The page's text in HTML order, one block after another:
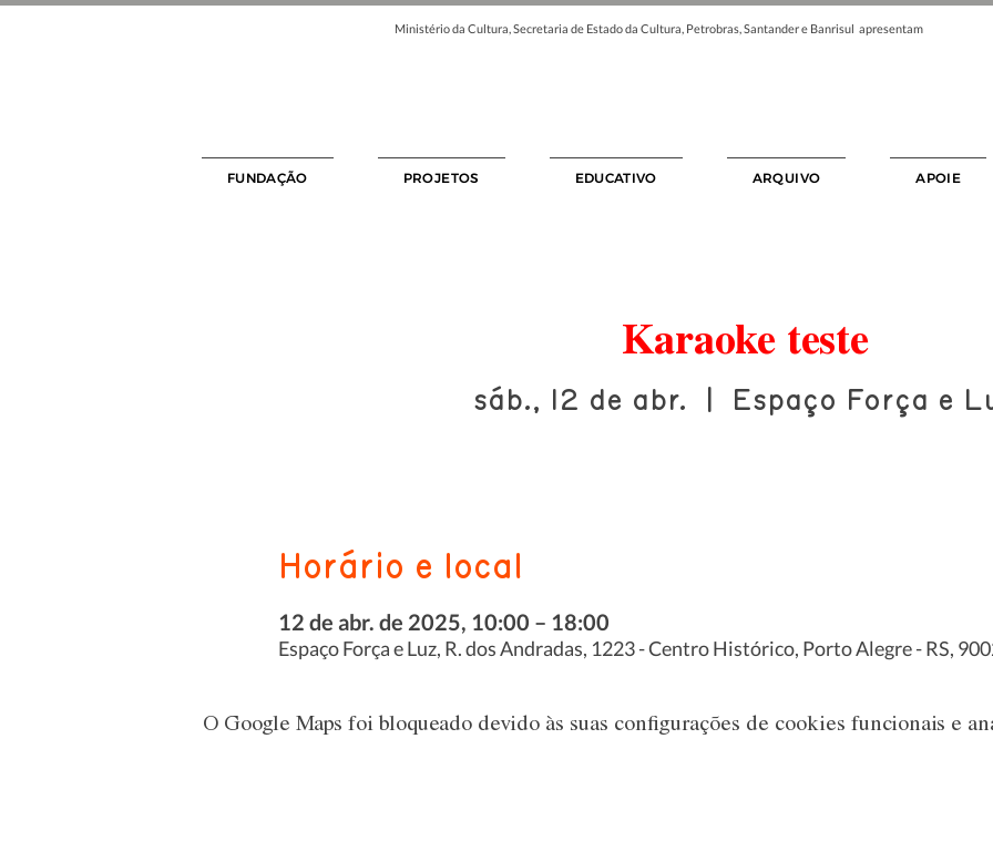
Ministério da Cultura, Secretaria de Estado da Cultura, Petrobras, Santander e Banrisul apresentam
FUNDAÇÃO PROJETOS EDUCATIVO ARQUIVO APOIE
Karaoke teste
sáb., 12 de abr. Espaço Força e
Horário e local
12 de abr. de 2025, 10:00 – 18:00
Espaço Força e Luz, R. dos Andradas, 1223 - Centro Histórico, Porto Alegre - RS,
O Google Maps foi bloqueado devido às suas configurações de cookies funcionais e